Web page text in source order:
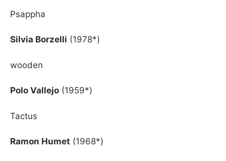
Psappha
Silvia Borzelli (1978*)
wooden
Polo Vallejo (1959*)
Tactus
Ramon Humet (1968*)